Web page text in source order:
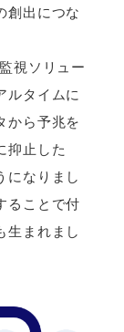
創出につな
視ソリュー
ルタイムに
から予兆を
抑止した
になりまし
ることで付
生まれまし